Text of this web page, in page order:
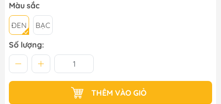
Màu sắc
ĐEN BẠC
Số lượng:
THÊM VÀO GIỎ